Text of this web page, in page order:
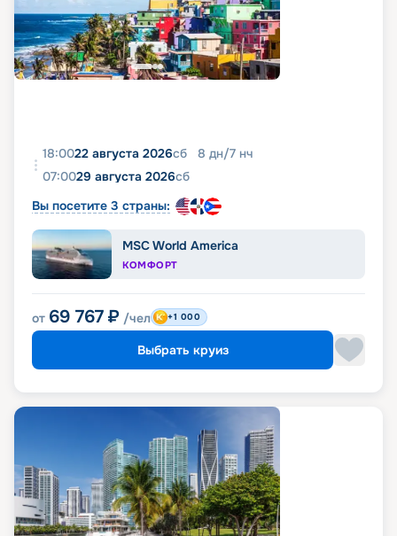
18:0022 августа 2026сб 8 дн/7 нч
07:0029 августа 2026сб
Вы посетите 3 страны:
MSC World America
КОМФОРТ
от 69 767 ₽ /чел +1 000
Выбрать круиз